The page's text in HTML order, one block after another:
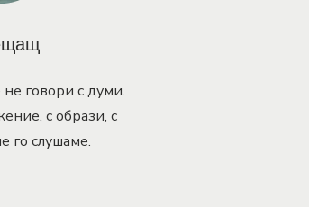
говори с думи.
с образи, с
го слушаме.